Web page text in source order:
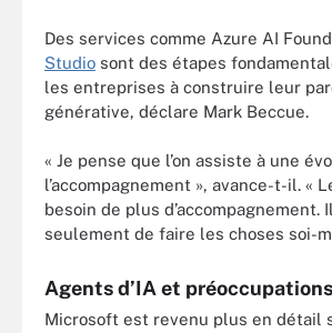
Des services comme Azure AI
Studio sont des étapes
les entreprises à construire leur
générative, déclare Mark Beccue.
« Je pense que l’on assiste à une
l’accompagnement », avance-t-il. «
besoin de plus d’accompagnement.
seulement de faire les choses soi-
Agents d’IA et préoccupations
Microsoft est revenu plus en détail